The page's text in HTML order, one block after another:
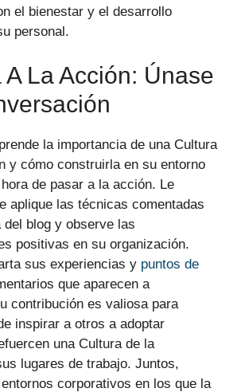
el bienestar y el desarrollo
personal.
La Acción: Únase
la importancia de una Cultura
y cómo construirla en su entorno
de pasar a la acción. Le
aplique las técnicas comentadas
del blog y observe las
positivas en su organización.
sus experiencias y puntos de
que aparecen a
contribución es valiosa para
inspirar a otros a adoptar
una Cultura de la
lugares de trabajo. Juntos,
corporativos en los que la